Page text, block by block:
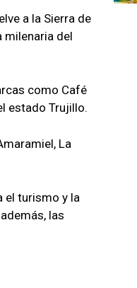
a la Sierra de
milenaria del
como Café
estado Trujillo.
La
el turismo y la
las